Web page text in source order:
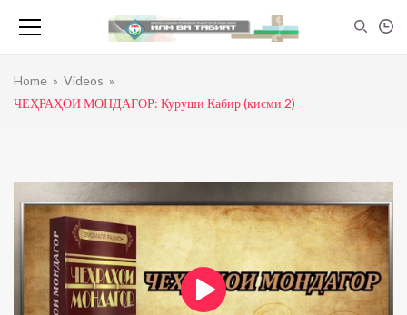
Home » Videos »
ЧЕҲРАҲОИ МОНДАГОР: Куруши Кабир (қисми 2)